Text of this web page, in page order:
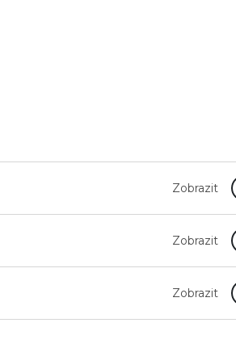
Zobrazit
Zobrazit
Zobrazit